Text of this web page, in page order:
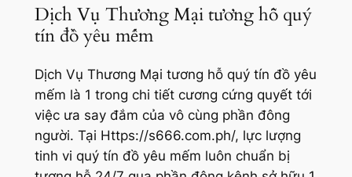
Dịch Vụ Thương Mại tương hỗ quý
tín đồ yêu mếm
Dịch Vụ Thương Mại tương hỗ quý tín đồ yêu
mếm là 1 trong chi tiết cương cứng quyết tới
việc ưa say đắm của vô cùng phần đông
người. Tại Https://s666.com.ph/, lực lượng
tinh vi quý tín đồ yêu mếm luôn chuẩn bị